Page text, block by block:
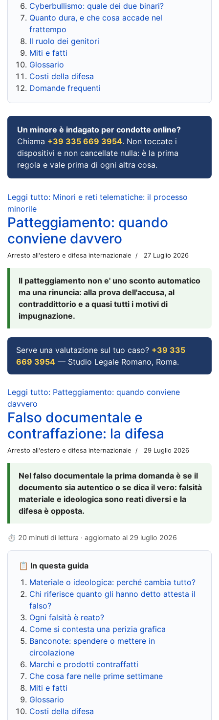
Cyberbullismo: quale dei due binari?
Quanto dura, e che cosa accade nel
frattempo
Il ruolo dei genitori
Miti e fatti
Glossario
Costi della difesa
Domande frequenti
Un minore è indagato per condotte online?
Chiama +39 335 669 3954. Non toccate i
dispositivi e non cancellate nulla: è la prima
regola e vale prima di ogni altra cosa.
Leggi tutto: Minori e reti telematiche: il processo
minorile
Patteggiamento: quando
conviene davvero
Arresto all'estero e difesa internazionale 27 Luglio 2026
Il patteggiamento non e' uno sconto automatico
ma una rinuncia: alla prova dell'accusa, al
contraddittorio e a quasi tutti i motivi di
impugnazione.
Serve una valutazione sul tuo caso? +39 335
669 3954 — Studio Legale Romano, Roma.
Leggi tutto: Patteggiamento: quando conviene
davvero
Falso documentale e
contraffazione: la difesa
Arresto all'estero e difesa internazionale 29 Luglio 2026
Nel falso documentale la prima domanda è se il
documento sia autentico o se dica il vero: falsità
materiale e ideologica sono reati diversi e la
difesa è opposta.
⏱ 20 minuti di lettura · aggiornato al 29 luglio 2026
📋 In questa guida
Materiale o ideologica: perché cambia tutto?
Chi riferisce quanto gli hanno detto attesta il
falso?
Ogni falsità è reato?
Come si contesta una perizia grafica
Banconote: spendere o mettere in
circolazione
Marchi e prodotti contraffatti
Che cosa fare nelle prime settimane
Miti e fatti
Glossario
Costi della difesa